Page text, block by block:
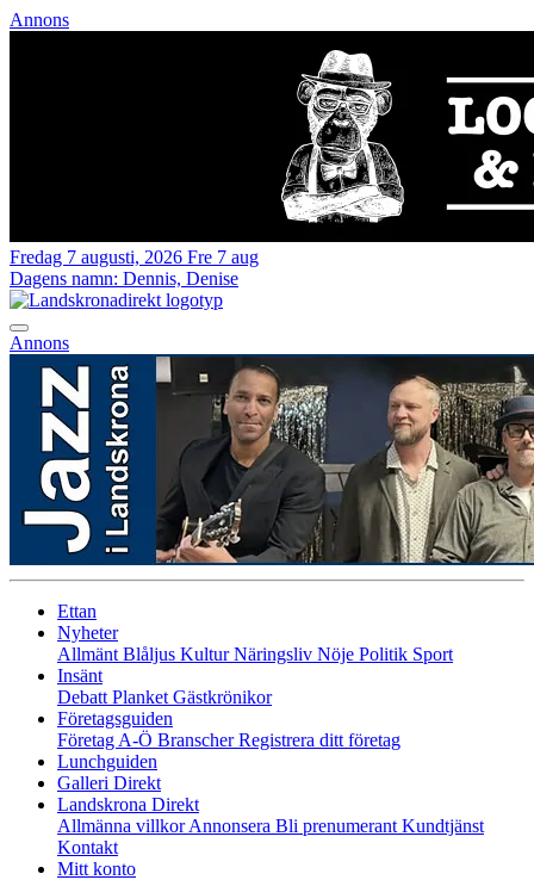
Annons
Fredag 7 augusti, 2026 Fre 7 aug
Dagens namn: Dennis, Denise
Annons
Ettan
Nyheter
Allmänt Blåljus KulturNäringsliv Nöje Politik Sport
Insänt
Debatt Planket Gästkrönikor
Företagsguiden
Företag A-Ö BranscherRegistrera ditt företag
Lunchguiden
Galleri Direkt
Landskrona Direkt
Allmänna villkorAnnonsera Bli prenumerant Kundtjänst
Kontakt
Mitt konto